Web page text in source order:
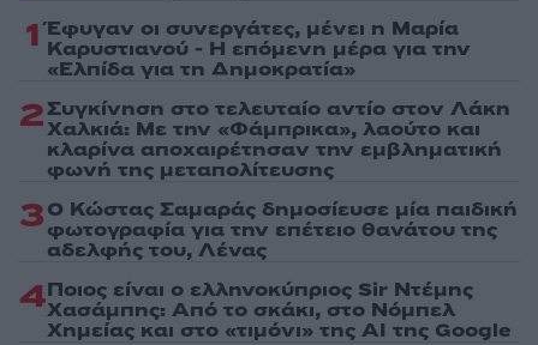
1 Έφυγαν οι συνεργάτες, μένει η Μαρία
Καρυστιανού - Η επόμενη μέρα για την
«Ελπίδα για τη Δημοκρατία»
2Συγκίνηση στο τελευταίο αντίο στον Λάκη
Χαλκιά: Με την «Φάμπρικα», λαούτο και
κλαρίνα αποχαιρέτησαν την εμβληματική
φωνή της μεταπολίτευσης
3Ο Κώστας Σαμαράς δημοσίευσε μία παιδική
φωτογραφία για την επέτειο θανάτου της
αδελφής του, Λένας
4Ποιος είναι ο ελληνοκύπριος Sir Ντέμης
Χασάμπης: Από το σκάκι, στο Νόμπελ
Χημείας και στο «τιμόνι» της AI της Google